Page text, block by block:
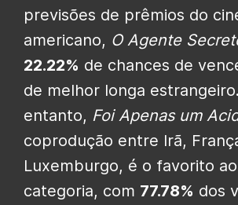
previsões de prêmios do
americano, O Agente
22.22% de chances de
de melhor longa
entanto, Foi Apenas um
coprodução entre Irã,
Luxemburgo, é o favorito
categoria, com 77.78% dos